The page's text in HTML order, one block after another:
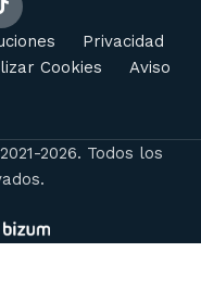
Privacidad
Cookies
Aviso
2026. Todos los